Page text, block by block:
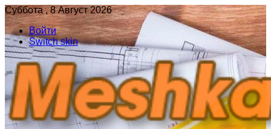
Суббота , 8 Август 2026
Войти
Switch skin